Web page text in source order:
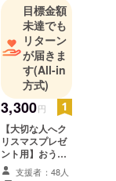
て余してい
る利用者向
けに、お役
立ち情報を
発信してい
る。
目標金額
未達でも
リターン
が届きま
す(All-in
方式)
3,300円
【大切な人へク
リスマスプレゼ
ント用】おうち
デイⓇお試し1ヶ
支援者：48人